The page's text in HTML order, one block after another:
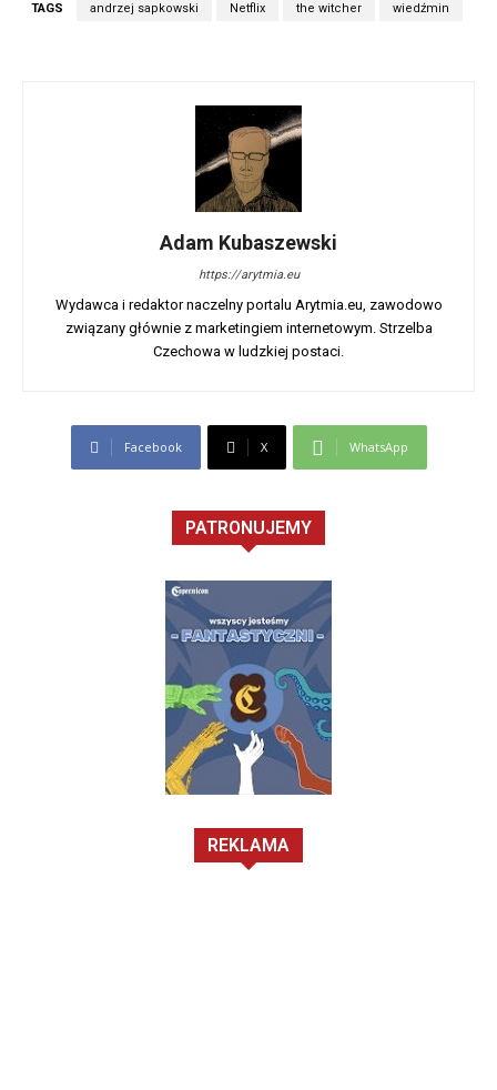
TAGS andrzej sapkowski Netflix the witcher wiedźmin
Adam Kubaszewski
https://arytmia.eu
Wydawca i redaktor naczelny portalu Arytmia.eu, zawodowo
związany głównie z marketingiem internetowym. Strzelba
Czechowa w ludzkiej postaci.
Facebook X WhatsApp
PATRONUJEMY
REKLAMA